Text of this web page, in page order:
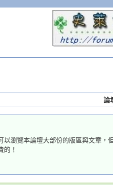
論
瀏覽本論壇大部份的版區與文章
的！